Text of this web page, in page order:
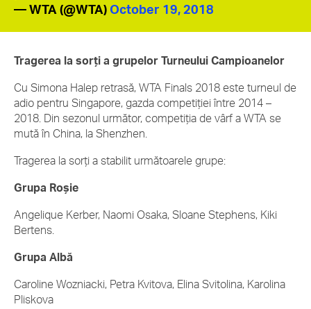
— WTA (@WTA) October 19, 2018
Tragerea la sorți a grupelor Turneului Campioanelor
Cu Simona Halep retrasă, WTA Finals 2018 este turneul de
adio pentru Singapore, gazda competiției între 2014 –
2018. Din sezonul următor, competiția de vârf a WTA se
mută în China, la Shenzhen.
Tragerea la sorți a stabilit următoarele grupe:
Grupa Roșie
Angelique Kerber, Naomi Osaka, Sloane Stephens, Kiki
Bertens.
Grupa Albă
Caroline Wozniacki, Petra Kvitova, Elina Svitolina, Karolina
Pliskova